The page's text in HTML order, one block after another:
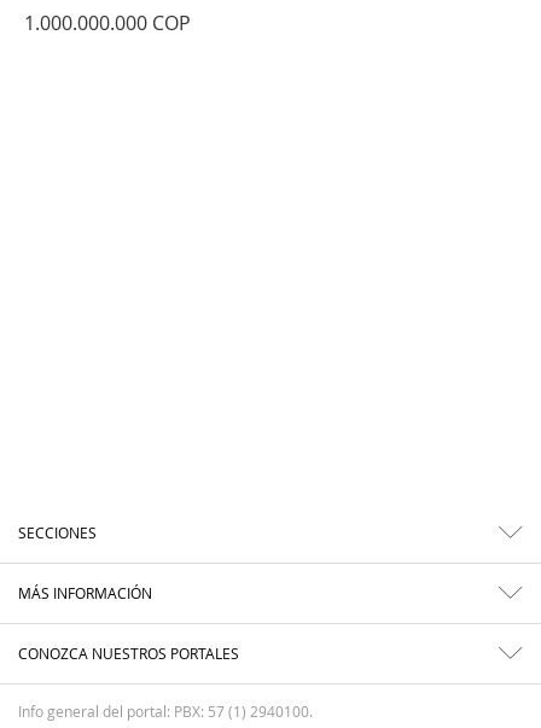
1.000.000.000 COP
SECCIONES
MÁS INFORMACIÓN
CONOZCA NUESTROS PORTALES
Info general del portal: PBX: 57 (1) 2940100.